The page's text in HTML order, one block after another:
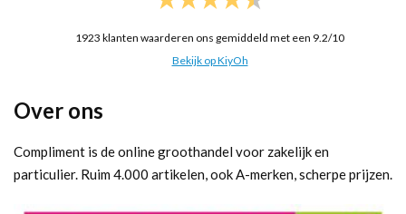
1923 klanten waarderen ons gemiddeld met een 9.2/10
Bekijk op KiyOh
Over ons
Compliment is de online groothandel voor zakelijk en
particulier. Ruim 4.000 artikelen, ook A-merken, scherpe prijzen.